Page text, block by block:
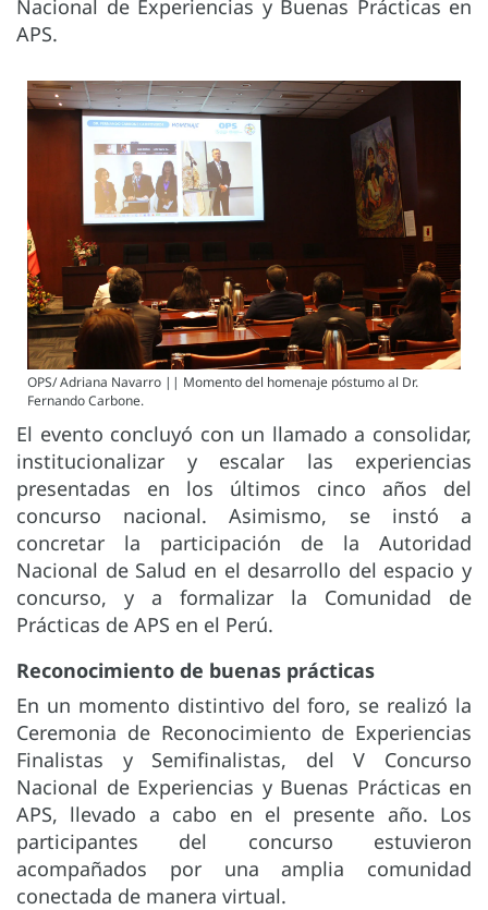
Nacional de Experiencias y Buenas Prácticas en
APS.
OPS/ Adriana Navarro || Momento del homenaje póstumo al Dr.
Fernando Carbone.
El evento concluyó con un llamado a consolidar,
institucionalizar y escalar las experiencias
presentadas en los últimos cinco años del
concurso nacional. Asimismo, se instó a
concretar la participación de la Autoridad
Nacional de Salud en el desarrollo del espacio y
concurso, y a formalizar la Comunidad de
Prácticas de APS en el Perú.
Reconocimiento de buenas prácticas
En un momento distintivo del foro, se realizó la
Ceremonia de Reconocimiento de Experiencias
Finalistas y Semifinalistas, del V Concurso
Nacional de Experiencias y Buenas Prácticas en
APS, llevado a cabo en el presente año. Los
participantes del concurso estuvieron
acompañados por una amplia comunidad
conectada de manera virtual.